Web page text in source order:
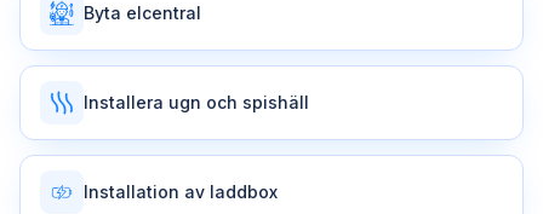
Byta elcentral
Installera ugn och spishäll
Installation av laddbox